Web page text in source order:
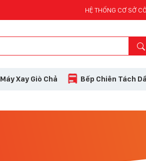
HỆ THỐNG CƠ SỞ
Máy Xay Giò Chả Bếp Chiên Tách